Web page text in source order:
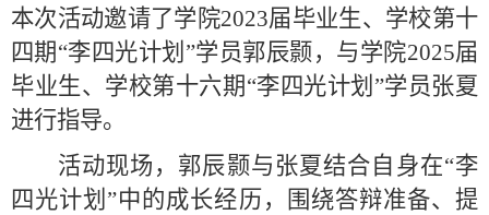
本次活动邀请了学院2023届毕业生、学校第十
四期“李四光计划”学员郭辰颢，与学院2025届
毕业生、学校第十六期“李四光计划”学员张夏
进行指导。
活动现场，郭辰颢与张夏结合自身在“李
四光计划”中的成长经历，围绕答辩准备、 提